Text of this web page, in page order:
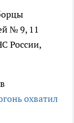
№ 9, 11
России,
охватил